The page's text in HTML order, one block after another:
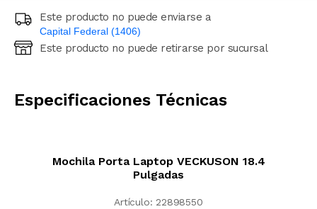
Este producto no puede enviarse a
Capital Federal (1406)
Ingresá código postal (sólo números)
Este producto no puede retirarse por sucursal
Especificaciones Técnicas
Mochila Porta Laptop VECKUSON 18.4
Pulgadas
Artículo: 22898550